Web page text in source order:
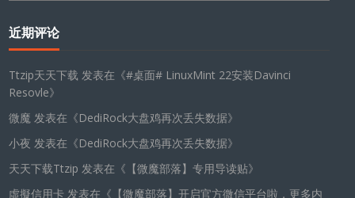
近期评论
Ttzip天天下载 发表在《#桌面# LinuxMint 22安装Davinci
Resovle》
微魔 发表在《DediRock大盘鸡再次丢失数据》
小夜 发表在《DediRock大盘鸡再次丢失数据》
天天下载Ttzip 发表在《 【微魔部落】专用导读贴》
虛擬信用卡 发表在《 【微魔部落】开启官方微信平台啦，更多内